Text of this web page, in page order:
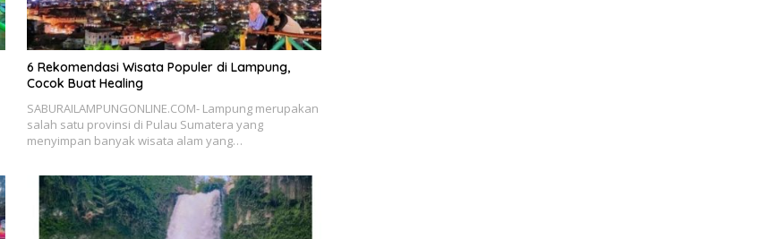
6 Rekomendasi Wisata Populer di Lampung,
Cocok Buat Healing
SABURAILAMPUNGONLINE.COM- Lampung merupakan
salah satu provinsi di Pulau Sumatera yang
menyimpan banyak wisata alam yang…